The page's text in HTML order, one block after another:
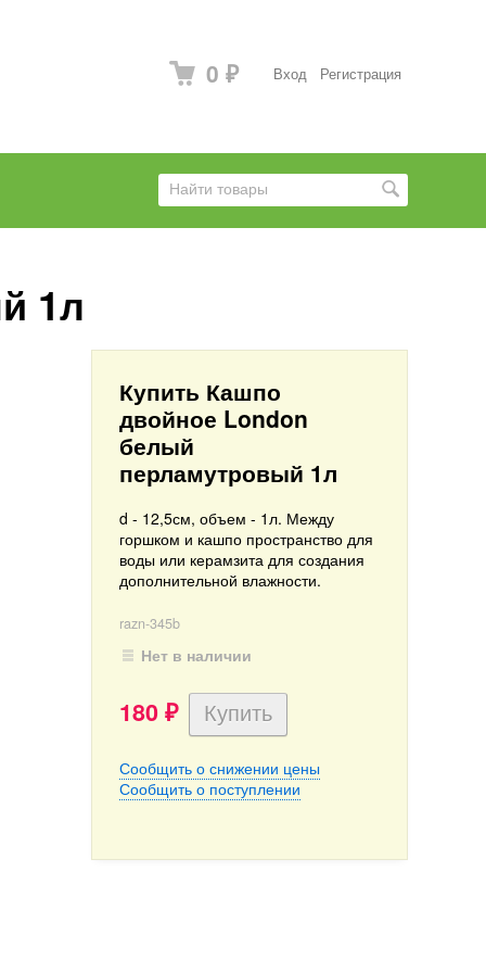
Вход Регистрация
0 ₽
1л
Купить Кашпо
двойное London
белый
перламутровый 1л
d - 12,5см, объем - 1л. Между
горшком и кашпо пространство для
воды или керамзита для создания
дополнительной влажности.
razn-345b
Нет в наличии
180 ₽
Сообщить о снижении цены
Сообщить о поступлении